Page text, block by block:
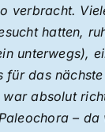
verbracht.
hatten,
unterwegs),
das
absolut
–